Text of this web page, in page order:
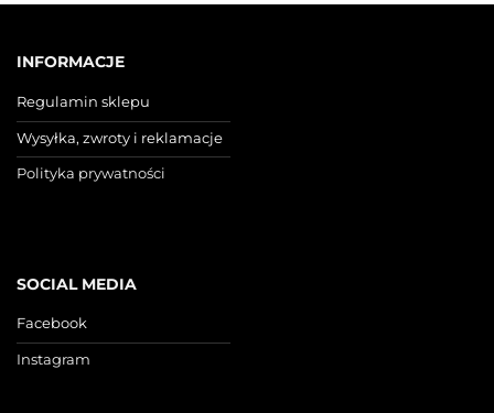
INFORMACJE
Regulamin sklepu
Wysyłka, zwroty i reklamacje
Polityka prywatności
SOCIAL MEDIA
Facebook
Instagram